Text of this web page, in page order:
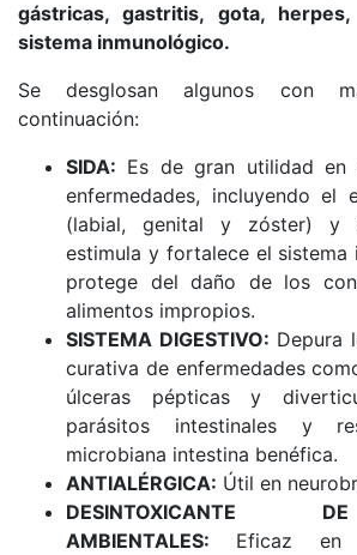
gástricas, gastritis, gota,
sistema inmunológico.
Se desglosan algunos con
continuación:
SIDA: Es de gran utilidad en
enfermedades, incluyendo el
(labial, genital y zóster) y
estimula y fortalece el sistema
protege del daño de los
alimentos impropios.
SISTEMA DIGESTIVO: Depura
curativa de enfermedades
úlceras pépticas y
parásitos intestinales y
microbiana intestina benéfica.
ANTIALÉRGICA: Útil en
DESINTOXICANTE
AMBIENTALES:
Eficaz en